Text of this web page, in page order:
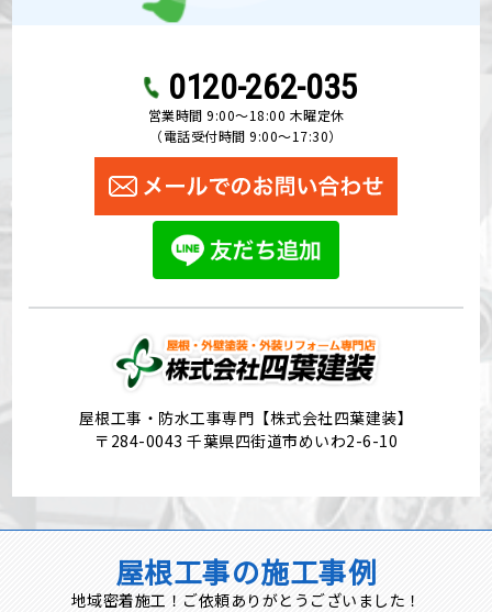
0120-262-035
営業時間 9:00〜18:00 木曜定休
（電話受付時間 9:00〜17:30）
屋根工事・防水工事専門【株式会社四葉建装】
〒284-0043 千葉県四街道市めいわ2-6-10
屋根工事の施工事例
地域密着施工！ご依頼ありがとうございました！